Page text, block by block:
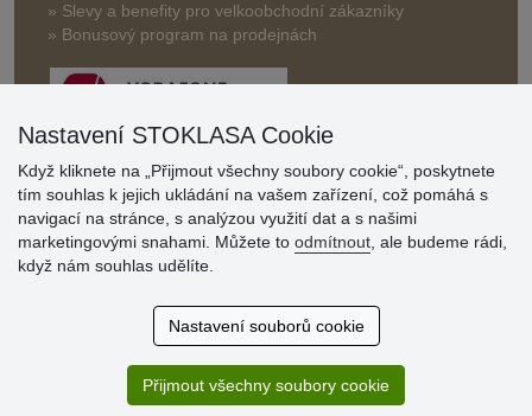
» Slevy a benefity pro velkoobchodní zákazníky
» Bonusový program na prodejnách
Hodnocení
zákazníků
Super obchod, kvalitní zboží za slušné ceny. Vřele
Sortiment za fajn ceny a hlavně super rychlé dodání. Moc
Nastavení STOKLASA Cookie
Když kliknete na „Přijmout všechny soubory cookie“, poskytnete
tím souhlas k jejich ukládání na vašem zařízení, což pomáhá s
navigací na stránce, s analýzou využití dat a s našimi
marketingovými snahami. Můžete to odmítnout , ale budeme rádi,
když nám souhlas udělíte.
Nastavení souborů cookie
Přijmout všechny soubory cookie